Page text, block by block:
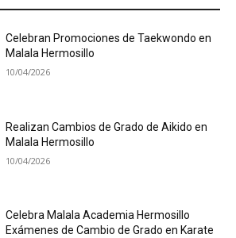
Celebran Promociones de Taekwondo en
Malala Hermosillo
10/04/2026
Realizan Cambios de Grado de Aikido en
Malala Hermosillo
10/04/2026
Celebra Malala Academia Hermosillo
Exámenes de Cambio de Grado en Karate